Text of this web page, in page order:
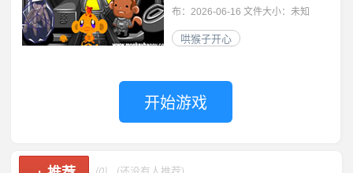
布：2026-06-16 文件大小：未知
哄猴子开心
开始游戏